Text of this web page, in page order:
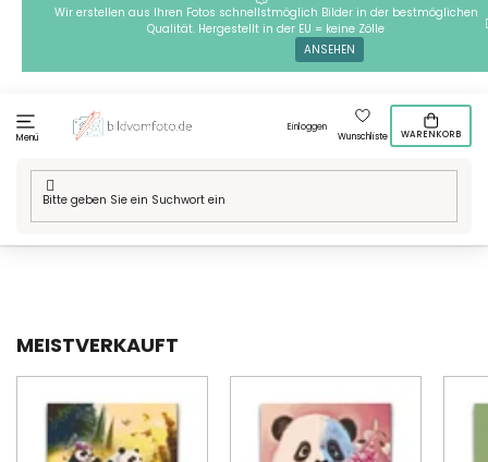
springen
Wir erstellen aus Ihren Fotos schnellstmöglich Bilder in der bestmöglichen
Qualität. Hergestellt in der EU = keine Zölle
ANSEHEN
Menü
Einloggen
Wunschliste
WARENKORB
Startseite
Technik / Diamond painting
Painting für Kinder / Teddybär
MEISTVERKAUFT